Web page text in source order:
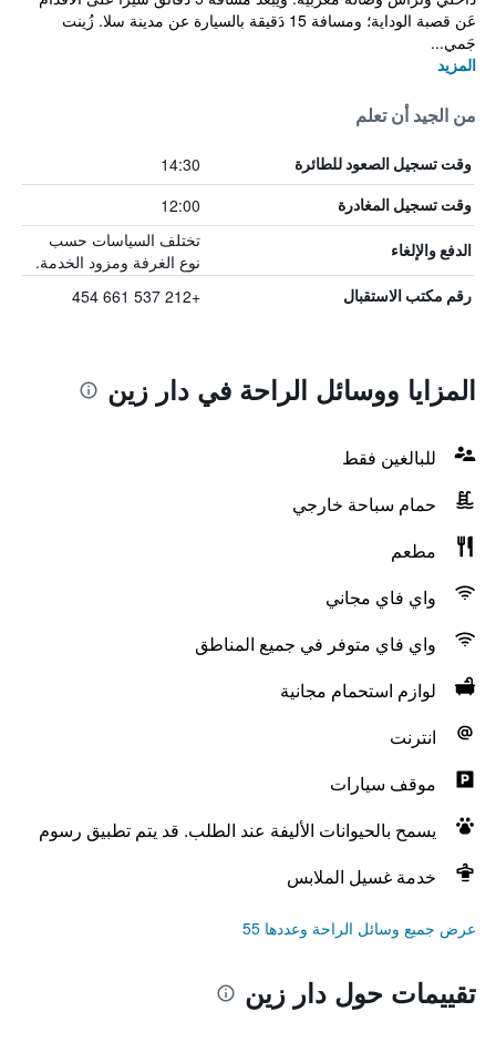
عَن قصبة الوداية؛ ومسافة 15 دَقيقة بالسيارة عن مدينة سلا. زُينت
جَمي...
المزيد
من الجيد أن تعلم
وقت تسجيل الصعود للطائرة 14:30
وقت تسجيل المغادرة 12:00
الدفع والإلغاء
تختلف السياسات حسب
نوع الغرفة ومزود الخدمة.
رقم مكتب الاستقبال +212 537 661 454
المزايا ووسائل الراحة في دار زين
للبالغين فقط
حمام سباحة خارجي
مطعم
واي فاي مجاني
واي فاي متوفر في جميع المناطق
لوازم استحمام مجانية
انترنت
موقف سيارات
يسمح بالحيوانات الأليفة عند الطلب. قد يتم تطبيق رسوم
خدمة غسيل الملابس
عرض جميع وسائل الراحة وعددها 55
تقييمات حول دار زين